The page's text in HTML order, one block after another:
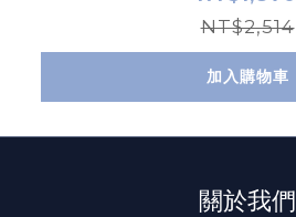
NT$2,514
加入購物車
關於我們